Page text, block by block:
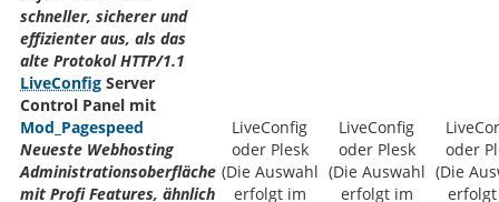
schneller, sicherer und
effizienter aus, als das
alte Protokol HTTP/1.1
LiveConfig Server
Control Panel mit
Mod_Pagespeed
Neueste Webhosting
Administrationsoberfläche
mit Profi Features, ähnlich
LiveConfig
oder Plesk
(Die Auswahl
erfolgt im
LiveConfig
oder Plesk
(Die Auswahl
erfolgt im
oder
(Die